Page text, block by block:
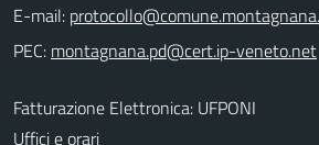
E-mail:
PEC:
Fatturazione Elettronica: UFPONI
Uffici e orari